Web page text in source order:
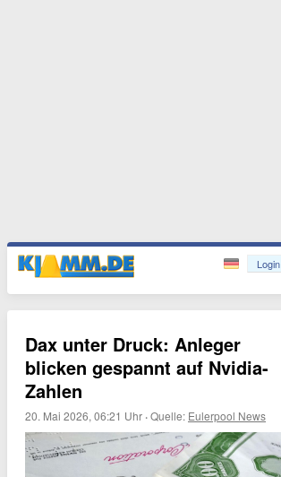
Login
Dax unter Druck: Anleger
blicken gespannt auf Nvidia-
Zahlen
20. Mai 2026, 06:21 Uhr ·Quelle: Eulerpool News